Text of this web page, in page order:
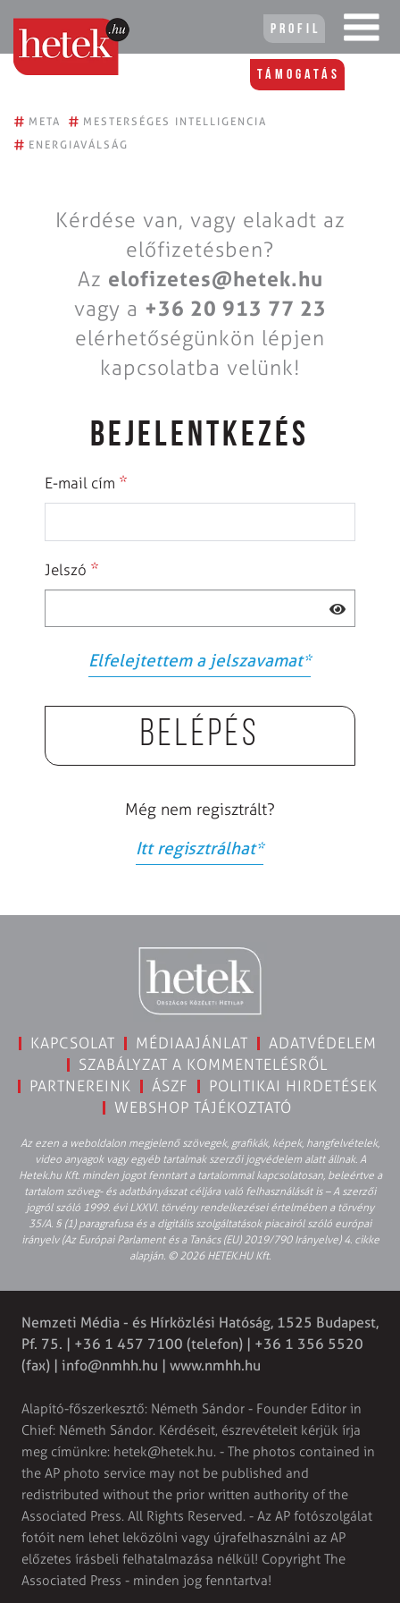
Profil
Támogatás
# META # MESTERSÉGES INTELLIGENCIA
# ENERGIAVÁLSÁG
Kérdése van, vagy elakadt az
előfizetésben?
Az elofizetes@hetek.hu
vagy a +36 20 913 77 23
elérhetőségünkön lépjen
kapcsolatba velünk!
BEJELENTKEZÉS
E-mail cím *
Jelszó *
Elfelejtettem a jelszavamat*
Belépés
Még nem regisztrált?
Itt regisztrálhat*
KAPCSOLAT MÉDIAAJÁNLAT
ADATVÉDELEM
SZABÁLYZAT A KOMMENTELÉSRŐL
PARTNEREINK
ÁSZF
POLITIKAI HIRDETÉSEK
WEBSHOP TÁJÉKOZTATÓ
Az ezen a weboldalon megjelenő szövegek, grafikák, képek, hangfelvételek,
video anyagok vagy egyéb tartalmak szerzői jogvédelem alatt állnak. A
Hetek.hu Kft. minden jogot fenntart a tartalommal kapcsolatosan, beleértve a
tartalom szöveg- és adatbányászat céljára való felhasználását is – A szerzői
jogról szóló 1999. évi LXXVI. törvény rendelkezései értelmében a törvény
35/A. § (1) paragrafusa és a digitális szolgáltatások piacairól szóló európai
irányelv (Az Európai Parlament és a Tanács (EU) 2019/790 Irányelve) 4. cikke
alapján. © 2026 HETEK.HU Kft.
Nemzeti Média - és Hírközlési Hatóság, 1525 Budapest,
Pf. 75. | +36 1 457 7100 (telefon) | +36 1 356 5520
(fax) | info@nmhh.hu | www.nmhh.hu
Alapító-főszerkesztő: Németh Sándor - Founder Editor in
Chief: Németh Sándor. Kérdéseit, észrevételeit kérjük írja
meg címünkre: hetek@hetek.hu. - The photos contained in
the AP photo service may not be published and
redistributed without the prior written authority of the
Associated Press. All Rights Reserved. - Az AP fotószolgálat
fotóit nem lehet leközölni vagy újrafelhasználni az AP
előzetes írásbeli felhatalmazása nélkül! Copyright The
Associated Press - minden jog fenntartva!